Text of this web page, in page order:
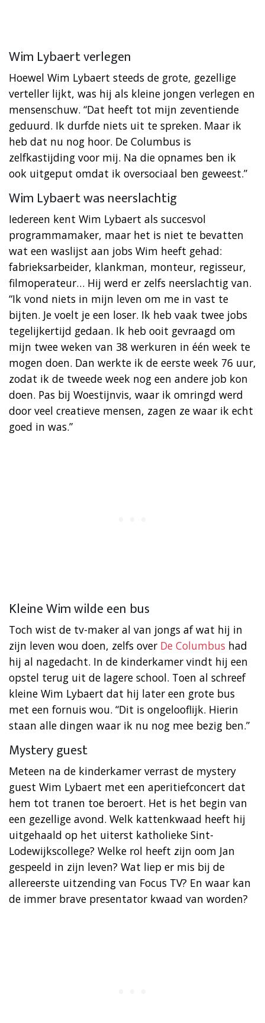
Wim Lybaert verlegen
​Hoewel Wim Lybaert steeds de grote, gezellige
verteller lijkt, was hij als kleine jongen verlegen en
mensenschuw. “Dat heeft tot mijn zeventiende
geduurd. Ik durfde niets uit te spreken. Maar ik
heb dat nu nog hoor. De Columbus is
zelfkastijding voor mij. Na die opnames ben ik
ook uitgeput omdat ik oversociaal ben geweest.” ​
Wim Lybaert was neerslachtig
Iedereen kent Wim Lybaert als succesvol
programmamaker, maar het is niet te bevatten
wat een waslijst aan jobs Wim heeft gehad:
fabrieksarbeider, klankman, monteur, regisseur,
filmoperateur… Hij werd er zelfs neerslachtig van.
“Ik vond niets in mijn leven om me in vast te
bijten. Je voelt je een loser. Ik heb vaak twee jobs
tegelijkertijd gedaan. Ik heb ooit gevraagd om
mijn twee weken van 38 werkuren in één week te
mogen doen. Dan werkte ik de eerste week 76 uur,
zodat ik de tweede week nog een andere job kon
doen. Pas bij Woestijnvis, waar ik omringd werd
door veel creatieve mensen, zagen ze waar ik echt
goed in was.”
Kleine Wim wilde een bus
Toch wist de tv-maker al van jongs af wat hij in
zijn leven wou doen, zelfs over De Columbus had
hij al nagedacht. In de kinderkamer vindt hij een
opstel terug uit de lagere school. Toen al schreef
kleine Wim Lybaert dat hij later een grote bus
met een fornuis wou. “Dit is ongelooflijk. Hierin
staan alle dingen waar ik nu nog mee bezig ben.”
Mystery guest
Meteen na de kinderkamer verrast de mystery
guest Wim Lybaert met een aperitiefconcert dat
hem tot tranen toe beroert. Het is het begin van
een gezellige avond. Welk kattenkwaad heeft hij
uitgehaald op het uiterst katholieke Sint-
Lodewijkscollege? Welke rol heeft zijn oom Jan
gespeeld in zijn leven? Wat liep er mis bij de
allereerste uitzending van Focus TV? En waar kan
de immer brave presentator kwaad van worden?